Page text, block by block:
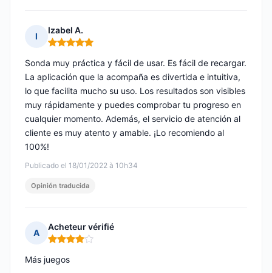
I
Izabel A.
Nota: 5 de 5
Publicado el 18/01/2022 à 10h34
Sonda muy práctica y fácil de usar. Es fácil de recargar.
La aplicación que la acompaña es divertida e intuitiva,
lo que facilita mucho su uso. Los resultados son visibles
muy rápidamente y puedes comprobar tu progreso en
cualquier momento. Además, el servicio de atención al
cliente es muy atento y amable. ¡Lo recomiendo al
100%!
Opinión traducida
A
Acheteur vérifié
Nota: 4 de 5
Más juegos